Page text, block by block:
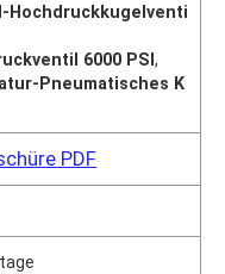
Hochdruckkugelventi
6000 PSI,
Pneumatisches K
PDF